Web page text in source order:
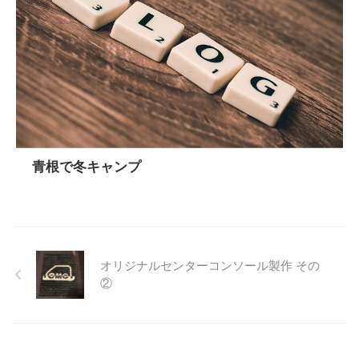
青根で冬キャンプ
オリジナルセンターコンソール製作 その
②